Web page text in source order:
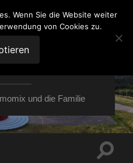
ÜBER
NACH
und die Familie
Wenn Sie die Website weiter
von Cookies zu.